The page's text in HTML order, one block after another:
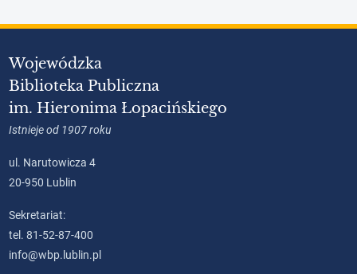
Wojewódzka
Biblioteka Publiczna
im. Hieronima Łopacińskiego
Istnieje od 1907 roku
ul. Narutowicza 4
20-950 Lublin
Sekretariat:
tel. 81-52-87-400
info@wbp.lublin.pl